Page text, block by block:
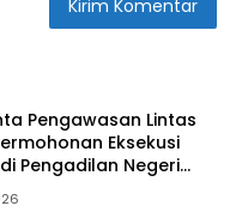
Pengawasan Lintas
Eksekusi
Pengadilan Negeri